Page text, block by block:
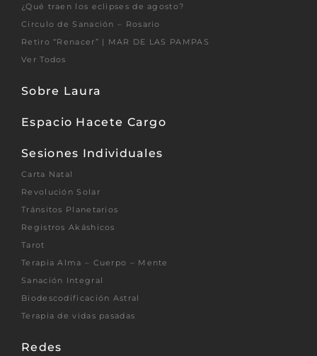
¿Qué traen los eclipses de agosto?
Circulo de Sanación – Rosario
Retiro “Renacer” | MAR DE LAS PAMPAS
Ver Todos
Sobre Laura
Espacio Hacete Cargo
Sesiones Individuales
Carta Natal
Revolución Solar
Tránsitos Planetarios
Registros Akáshicos
Tarot
Terapia Alma – Cuerpo – Mente
Sanación Integral
Biodescodificación Astral
Terapia de vidas pasadas
Redes